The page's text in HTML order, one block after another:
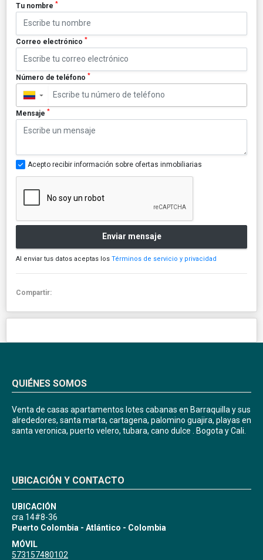
Tu nombre *
Correo electrónico *
Número de teléfono *
▼
Mensaje *
Acepto recibir información sobre ofertas inmobiliarias
Enviar mensaje
Al enviar tus datos aceptas los Términos de servicio y privacidad
Compartir:
QUIÉNES SOMOS
Venta de casas apartamentos lotes cabanas en Barraquilla y sus
alrededores, santa marta, cartagena, palomino guajira, playas en
santa veronica, puerto velero, tubara, cano dulce . Bogota y Cali.
UBICACIÓN Y CONTACTO
UBICACIÓN
cra 14#8-36
Puerto Colombia - Atlántico - Colombia
MÓVIL
573157480102